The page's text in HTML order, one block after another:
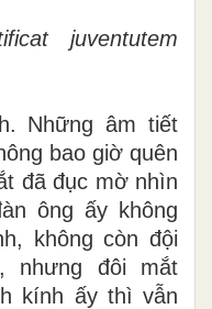
juventutem
Những âm tiết
bao giờ quên
đã đục mờ nhìn
ông ấy không
không còn đội
nhưng đôi mắt
kính ấy thì vẫn